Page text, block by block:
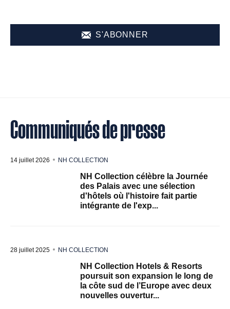
S'ABONNER
Communiqués de presse
14 juillet 2026 NH COLLECTION
NH Collection célèbre la Journée
des Palais avec une sélection
d'hôtels où l'histoire fait partie
intégrante de l'exp...
28 juillet 2025 NH COLLECTION
NH Collection Hotels & Resorts
poursuit son expansion le long de
la côte sud de l’Europe avec deux
nouvelles ouvertur...